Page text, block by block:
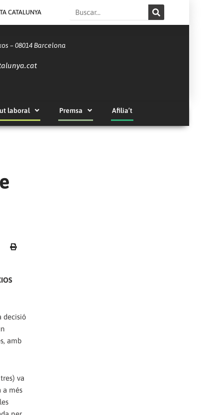
CATALUNYA Search
– 08014 Barcelona
laboral Premsa Afilia’t
decisió
amb
va
a més